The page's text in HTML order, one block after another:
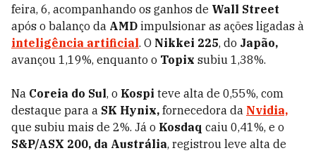
feira, 6, acompanhando os ganhos de Wall Street
após o balanço da AMD impulsionar as ações ligadas à
inteligência artificial. O Nikkei 225, do Japão,
avançou 1,19%, enquanto o Topix subiu 1,38%.
Na Coreia do Sul, o Kospi teve alta de 0,55%, com
destaque para a SK Hynix, fornecedora da Nvidia,
que subiu mais de 2%. Já o Kosdaq caiu 0,41%, e o
S&P/ASX 200, da Austrália, registrou leve alta de